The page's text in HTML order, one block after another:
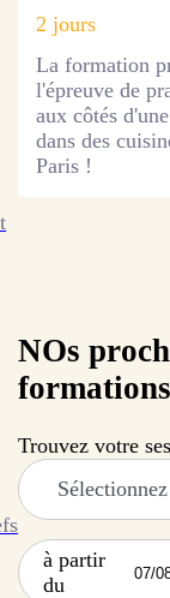
2 jours
La formation
l'épreuve de
aux côtés
dans des
Paris !
NOs
Trouvez votre
à partir
du